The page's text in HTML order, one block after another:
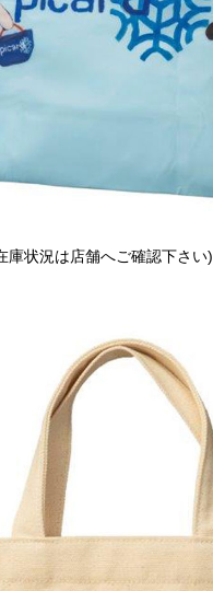
状況は店舗へご確認下さい)